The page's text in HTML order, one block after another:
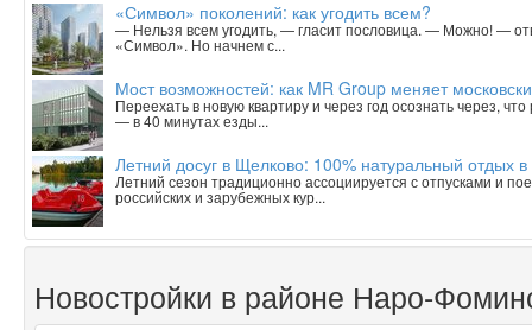
«Символ» поколений: как угодить всем?
— Нельзя всем угодить, — гласит пословица. — Можно! —
«Символ». Но начнем с...
Мост возможностей: как MR Group меняет
Переехать в новую квартиру и через год осознать через,
— в 40 минутах езды...
Летний досуг в Щелково: 100% натуральный отдых в
Летний сезон традиционно ассоциируется с отпусками и
российских и зарубежных кур...
Новостройки в районе Наро-